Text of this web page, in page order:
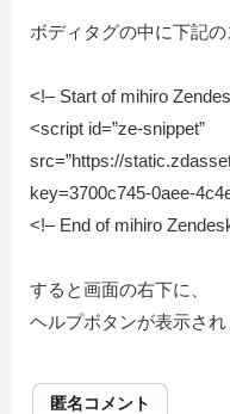
ボディタグの中に下記
<!– Start of mihiro
<script id=”ze-snippet”
src=”https://
key=3700c745-0aee-
<!– End of mihiro
すると画面の右下に、
ヘルプボタンが表示され
匿名コメント